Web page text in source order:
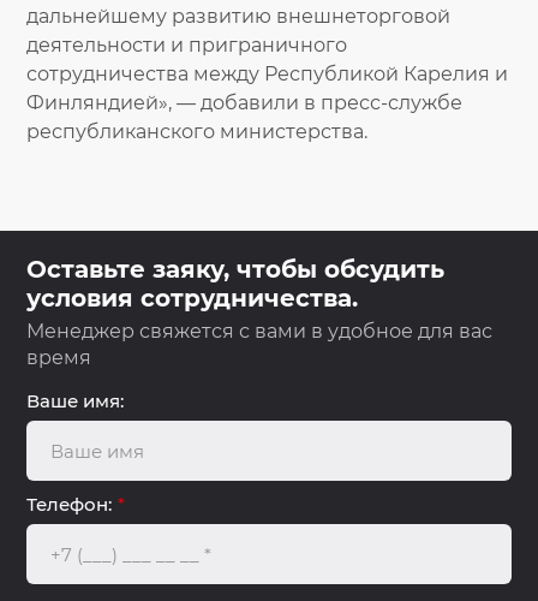
дальнейшему развитию внешнеторговой
деятельности и приграничного
сотрудничества между Республикой Карелия и
Финляндией», — добавили в пресс-службе
республиканского министерства.
Оставьте заяку, чтобы обсудить
условия сотрудничества.
Менеджер свяжется с вами в удобное для вас
время
Ваше имя:
Телефон: *